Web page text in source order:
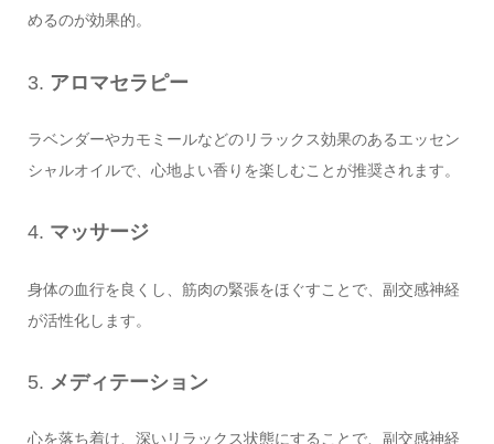
めるのが効果的。
3. アロマセラピー
ラベンダーやカモミールなどのリラックス効果のあるエッセン
シャルオイルで、心地よい香りを楽しむことが推奨されます。
4. マッサージ
身体の血行を良くし、筋肉の緊張をほぐすことで、副交感神経
が活性化します。
5. メディテーション
心を落ち着け、深いリラックス状態にすることで、副交感神経